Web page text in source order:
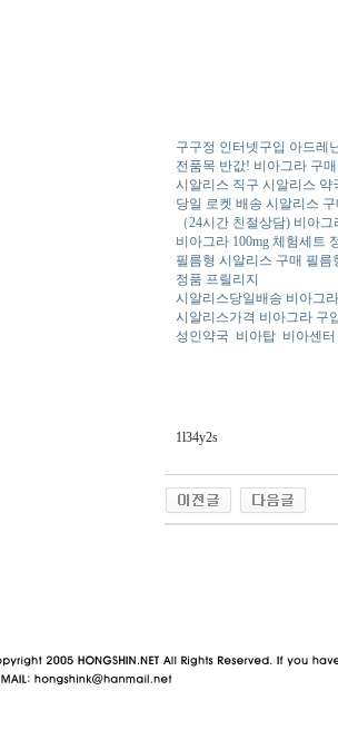
구구정 인터넷구입 아드레
전품목 반값! 비아그라 구
시알리스 직구 시알리스 약
당일 로켓 배송 시알리스
（24시간 친절상담) 비아
비아그라 100mg 체험세트
필름형 시알리스 구매 필름
정품 프릴리지
시알리스당일배송 비아그
시알리스가격 비아그라 구
성인약국 비아탑 비아센터
1l34y2s